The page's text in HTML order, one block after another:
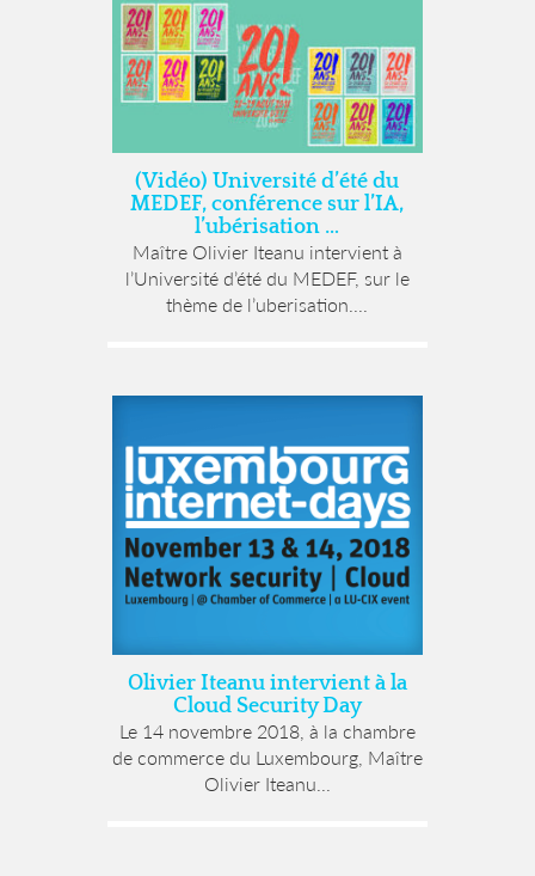
(Vidéo) Université d’été du
MEDEF, conférence sur l’IA,
l’ubérisation …
Maître Olivier Iteanu intervient à
l’Université d’été du MEDEF, sur le
thème de l’uberisation....
Olivier Iteanu intervient à la
Cloud Security Day
Le 14 novembre 2018, à la chambre
de commerce du Luxembourg, Maître
Olivier Iteanu...